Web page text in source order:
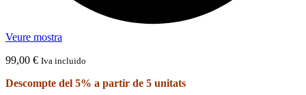
Veure mostra
99,00 € Iva incluido
Descompte del 5% a partir de 5 unitats